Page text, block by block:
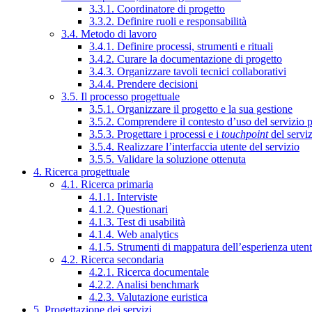
3.3.1. Coordinatore di progetto
3.3.2. Definire ruoli e responsabilità
3.4. Metodo di lavoro
3.4.1. Definire processi, strumenti e rituali
3.4.2. Curare la documentazione di progetto
3.4.3. Organizzare tavoli tecnici collaborativi
3.4.4. Prendere decisioni
3.5. Il processo progettuale
3.5.1. Organizzare il progetto e la sua gestione
3.5.2. Comprendere il contesto d’uso del servizio
3.5.3. Progettare i processi e i touchpointdel
3.5.4. Realizzare l’interfaccia utente del servizio
3.5.5. Validare la soluzione ottenuta
4. Ricerca progettuale
4.1. Ricerca primaria
4.1.1. Interviste
4.1.2. Questionari
4.1.3. Test di usabilità
4.1.4. Web analytics
4.1.5. Strumenti di mappatura dell’esperienza
4.2. Ricerca secondaria
4.2.1. Ricerca documentale
4.2.2. Analisi benchmark
4.2.3. Valutazione euristica
5. Progettazione dei servizi